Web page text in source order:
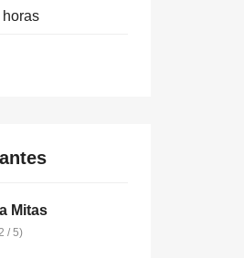
horas
Mitas
/ 5)